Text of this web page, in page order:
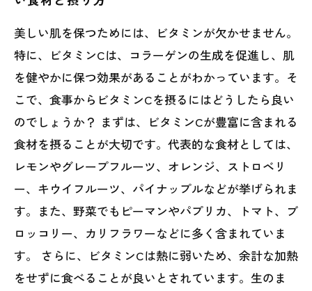
美しい肌を保つためには、ビタミンが欠かせません。
特に、ビタミンCは、コラーゲンの生成を促進し、肌
を健やかに保つ効果があることがわかっています。そ
こで、食事からビタミンCを摂るにはどうしたら良い
のでしょうか？ まずは、ビタミンCが豊富に含まれる
食材を摂ることが大切です。代表的な食材としては、
レモンやグレープフルーツ、オレンジ、ストロベリ
ー、キウイフルーツ、パイナップルなどが挙げられま
す。また、野菜でもピーマンやパプリカ、トマト、ブ
ロッコリー、カリフラワーなどに多く含まれていま
す。 さらに、ビタミンCは熱に弱いため、余計な加熱
をせずに食べることが良いとされています。生のま